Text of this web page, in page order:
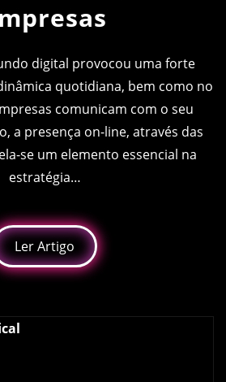
digital provocou uma forte
quotidiana, bem como no
comunicam com o seu
a presença on-line, através das
se um elemento essencial na
estratégia…
Ler Artigo